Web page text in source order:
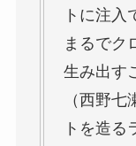
トに注入
まるでク
生み出す
（西野
トを造る